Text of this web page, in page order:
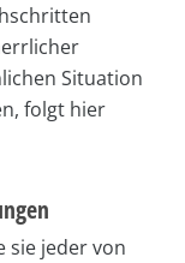
Situation
folgt hier
sie jeder von